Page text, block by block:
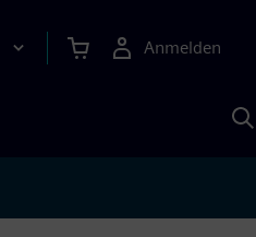
Anmelden
KI